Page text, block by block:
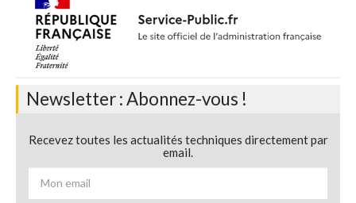
Newsletter : Abonnez-vous !
Recevez toutes les actualités techniques directement par
email.